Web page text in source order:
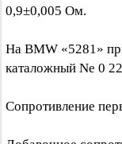
0,9±0,005 Ом.
На BMW «5281»
каталожный Ne 0
Сопротивление